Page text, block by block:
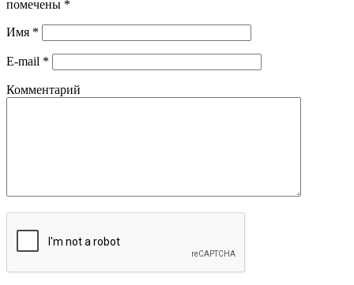
помечены *
Имя *
E-mail *
Комментарий